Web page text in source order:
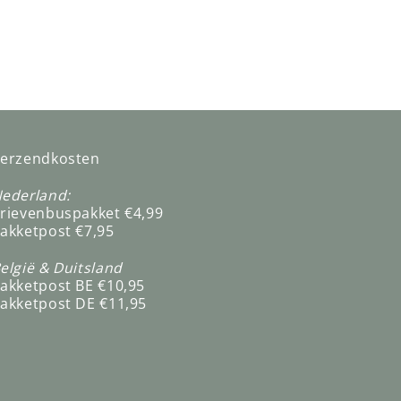
€4,99
€7,95
& Duitsland
BE €10,95
DE €11,95